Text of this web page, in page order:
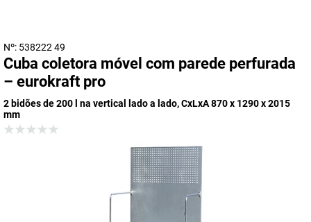
Nº: 538222 49
Cuba coletora móvel com parede perfurada
– eurokraft pro
2 bidões de 200 l na vertical lado a lado, CxLxA 870 x 1290 x 2015
mm